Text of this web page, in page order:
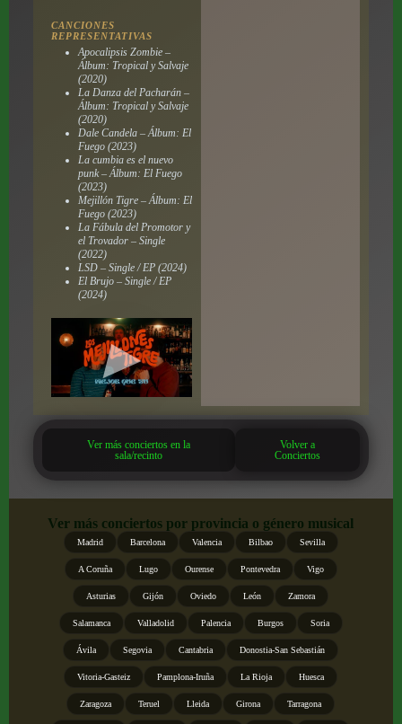
CANCIONES
REPRESENTATIVAS
Apocalipsis Zombie –
Álbum: Tropical y Salvaje
(2020)
La Danza del Pacharán –
Álbum: Tropical y Salvaje
(2020)
Dale Candela – Álbum: El
Fuego (2023)
La cumbia es el nuevo
punk – Álbum: El Fuego
(2023)
Mejillón Tigre – Álbum: El
Fuego (2023)
La Fábula del Promotor y
el Trovador – Single
(2022)
LSD – Single / EP (2024)
El Brujo – Single / EP
(2024)
Ver más conciertos en la
sala/recinto
Volver a
Conciertos
Ver más conciertos por provincia o género musical
Madrid Barcelona Valencia Bilbao Sevilla
A Coruña Lugo Ourense Pontevedra Vigo
Asturias Gijón Oviedo León Zamora
Salamanca Valladolid Palencia Burgos Soria
Ávila Segovia Cantabria Donostia-San Sebastián
Vitoria-Gasteiz Pamplona-Iruña La Rioja Huesca
Zaragoza Teruel Lleida Girona Tarragona